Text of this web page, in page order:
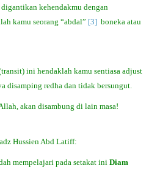
kehendakmu dengan
kamu seorang “abdal” [3] boneka atau
ini hendaklah kamu sentiasa adjust
disamping redha dan tidak bersungut.
akan disambung di lain masa!
Hussien Abd Latiff:
mempelajari pada setakat ini Diam